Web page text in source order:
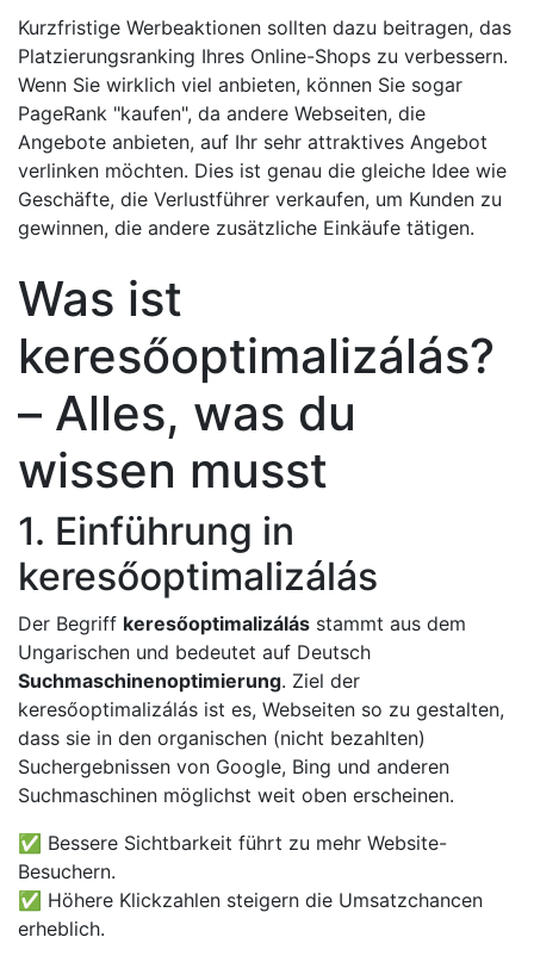
Kurzfristige Werbeaktionen sollten dazu beitragen, das
Platzierungsranking Ihres Online-Shops zu verbessern.
Wenn Sie wirklich viel anbieten, können Sie sogar
PageRank "kaufen", da andere Webseiten, die
Angebote anbieten, auf Ihr sehr attraktives Angebot
verlinken möchten. Dies ist genau die gleiche Idee wie
Geschäfte, die Verlustführer verkaufen, um Kunden zu
gewinnen, die andere zusätzliche Einkäufe tätigen.
Was ist
keresőoptimalizálás?
– Alles, was du
wissen musst
1. Einführung in
keresőoptimalizálás
Der Begriff keresőoptimalizálás stammt aus dem
Ungarischen und bedeutet auf Deutsch
Suchmaschinenoptimierung. Ziel der
keresőoptimalizálás ist es, Webseiten so zu gestalten,
dass sie in den organischen (nicht bezahlten)
Suchergebnissen von Google, Bing und anderen
Suchmaschinen möglichst weit oben erscheinen.
✅ Bessere Sichtbarkeit führt zu mehr Website-
Besuchern.
✅ Höhere Klickzahlen steigern die Umsatzchancen
erheblich.